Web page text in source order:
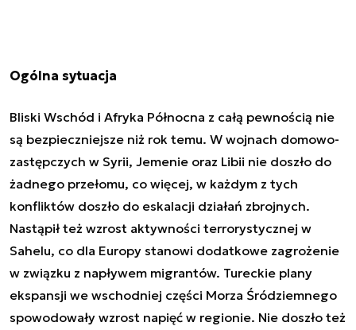
Ogólna sytuacja
Bliski Wschód i Afryka Północna z całą pewnością nie
są bezpieczniejsze niż rok temu. W wojnach domowo-
zastępczych w Syrii, Jemenie oraz Libii nie doszło do
żadnego przełomu, co więcej, w każdym z tych
konfliktów doszło do eskalacji działań zbrojnych.
Nastąpił też wzrost aktywności terrorystycznej w
Sahelu, co dla Europy stanowi dodatkowe zagrożenie
w związku z napływem migrantów. Tureckie plany
ekspansji we wschodniej części Morza Śródziemnego
spowodowały wzrost napięć w regionie. Nie doszło też